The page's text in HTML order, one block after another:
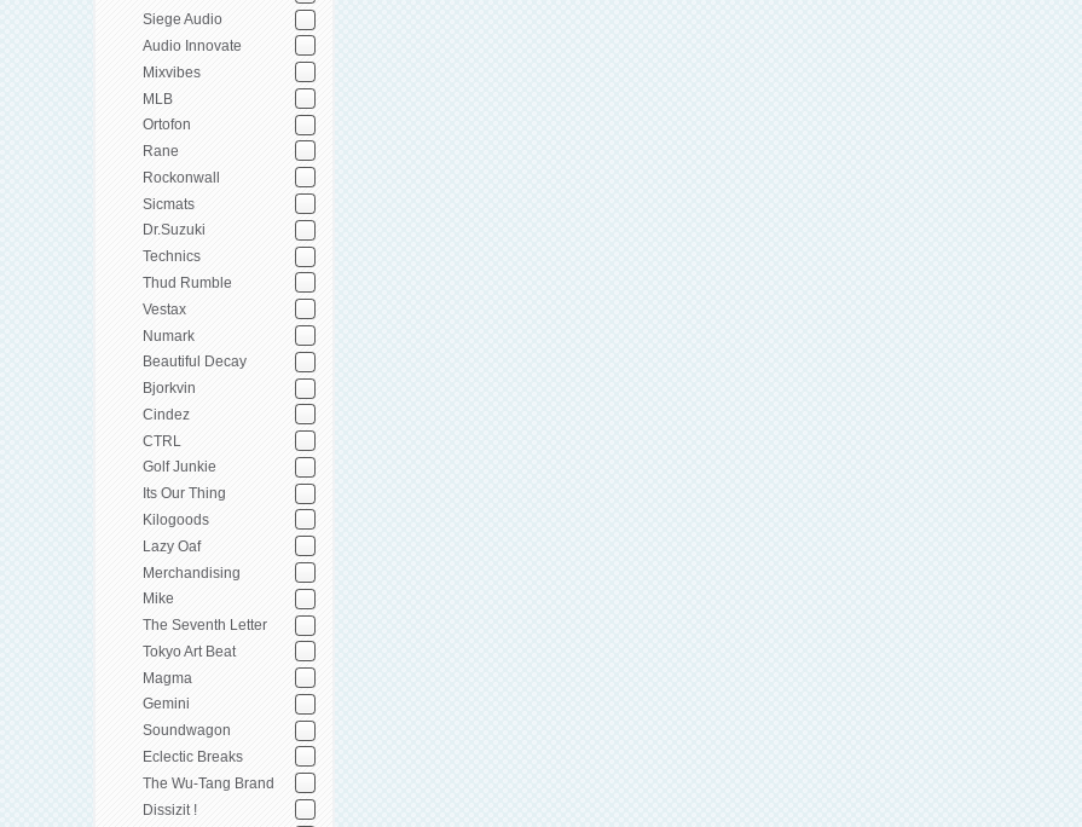
Siege Audio
Audio Innovate
Mixvibes
MLB
Ortofon
Rane
Rockonwall
Sicmats
Dr.Suzuki
Technics
Thud Rumble
Vestax
Numark
Beautiful Decay
Bjorkvin
Cindez
CTRL
Golf Junkie
Its Our Thing
Kilogoods
Lazy Oaf
Merchandising
Mike
The Seventh Letter
Tokyo Art Beat
Magma
Gemini
Soundwagon
Eclectic Breaks
The Wu-Tang Brand
Dissizit !